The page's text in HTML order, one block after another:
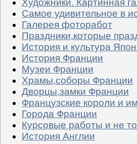
Художники. Картинная
Самое удивительное в
Галерея фоторабот
Праздники,которые
История и культура
История Франции
Музеи Франции
Храмы,соборы Франции
Дворцы,замки Франции
Французские короли и
Города Франции
Курсовые работы и не
История Англии